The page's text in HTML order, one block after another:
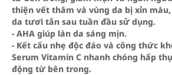
thiện vết thâm và vùng da bị xỉn
da tươi tắn sau tuần đầu sử dụng.
- AHA giúp làn da sáng mịn.
- Kết cấu nhẹ độc đáo và công thức
Serum Vitamin C nhanh chóng hấp
động từ bên trong.